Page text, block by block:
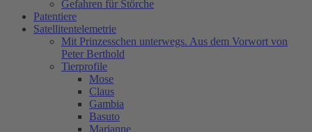
Gefahren für Störche
Patentiere
Satellitentelemetrie
Mit Prinzesschen unterwegs. Aus dem Vorwort von
Peter Berthold
Tierprofile
Mose
Claus
Gambia
Basuto
Marianne